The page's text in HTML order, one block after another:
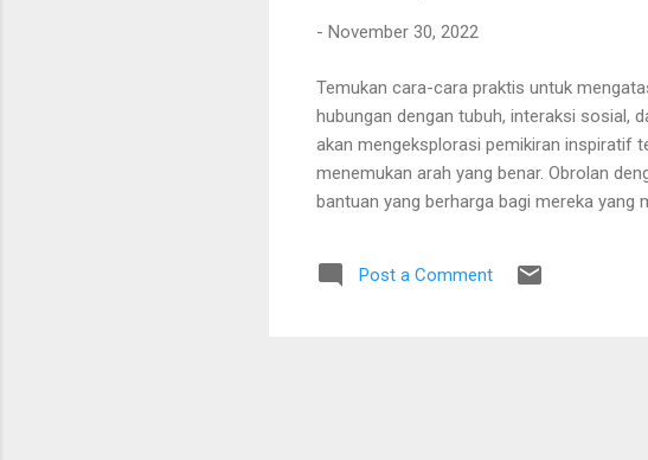
- November 30, 2022
Temukan cara-cara praktis untuk
hubungan dengan tubuh, interaksi sosial,
akan mengeksplorasi pemikiran inspiratif
menemukan arah yang benar. Obrolan
bantuan yang berharga bagi mereka yang
Namun, jika kita mengetahui apa yang
Post a Comment